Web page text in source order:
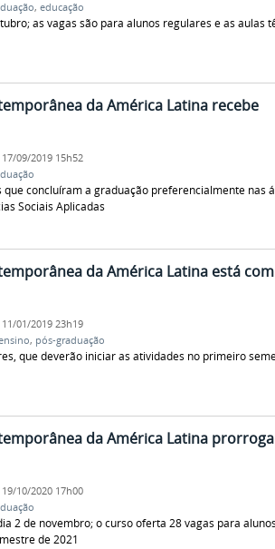
, educação
as vagas são para alunos regulares e as aulas
da América Latina recebe
17/09/2019 15h52
concluíram a graduação preferencialmente nas
Sociais Aplicadas
da América Latina está com
11/01/2019 23h19
, pós-graduação
que deverão iniciar as atividades no primeiro
da América Latina
19/10/2020 17h00
2 de novembro; o curso oferta 28 vagas para alunos
de 2021